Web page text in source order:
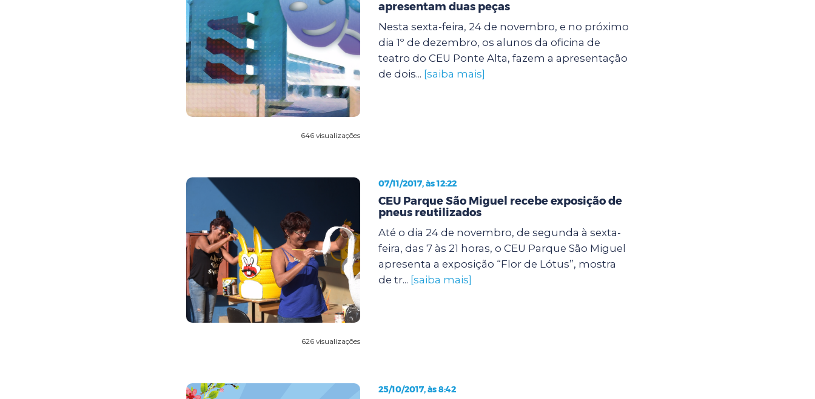
646 visualizações
apresentam duas peças
Nesta sexta-feira, 24 de novembro, e no próximo
dia 1º de dezembro, os alunos da oficina de
teatro do CEU Ponte Alta, fazem a apresentação
de dois... [saiba mais]
626 visualizações
07/11/2017, às 12:22
CEU Parque São Miguel recebe exposição de
pneus reutilizados
Até o dia 24 de novembro, de segunda à sexta-
feira, das 7 às 21 horas, o CEU Parque São Miguel
apresenta a exposição “Flor de Lótus”, mostra
de tr... [saiba mais]
25/10/2017, às 8:42